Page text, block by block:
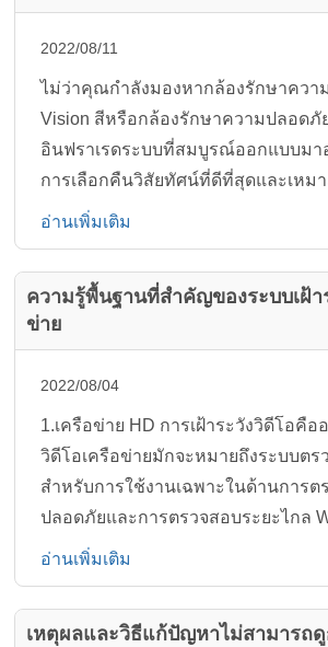
2022/08/11
ไม่ว่าคุณกำลังมองหากล้องรักษาควา
Vision สีหรือกล้องรักษาความปลอดภั
อินฟราเรดระบบที่สมบูรณ์ออกแบบมา
การเลือกคืนวิสัยทัศน์ที่ดีที่สุดและเหม
อ่านเพิ่มเติม
ความรู้พื้นฐานที่สำคัญของระบบเฝ้า
ข่าย
2022/08/04
1.เครือข่าย HD การเฝ้าระวังวิดีโอคือ
วิดีโอเครือข่ายมักจะหมายถึงระบบตร
สำหรับการใช้งานเฉพาะในด้านการต
ปลอดภัยและการตรวจสอบระยะไกล
อ่านเพิ่มเติม
เหตุผลและวิธีแก้ปัญหาไม่สามารถดู